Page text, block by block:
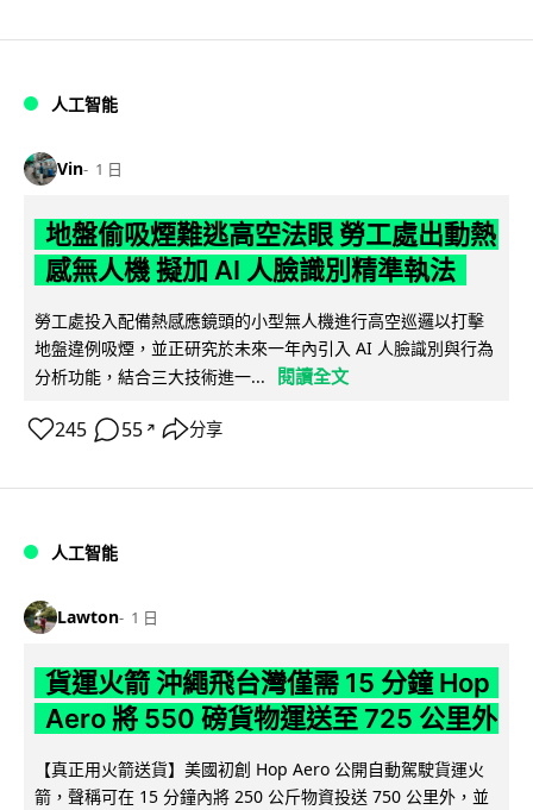
人工智能
Vin 1 日
地盤偷吸煙難逃高空法眼 勞工處出動熱
感無人機 擬加 AI 人臉識別精準執法
勞工處投入配備熱感應鏡頭的小型無人機進行高空巡邏以打擊
地盤違例吸煙，並正研究於未來一年內引入 AI 人臉識別與行為
分析功能，結合三大技術進一...
閱讀全文
245 55 ↗ 分享
人工智能
Lawton 1 日
貨運火箭 沖繩飛台灣僅需 15 分鐘 Hop
Aero 將 550 磅貨物運送至 725 公里外
【真正用火箭送貨】美國初創 Hop Aero 公開自動駕駛貨運火
箭，聲稱可在 15 分鐘內將 250 公斤物資投送 750 公里外，並